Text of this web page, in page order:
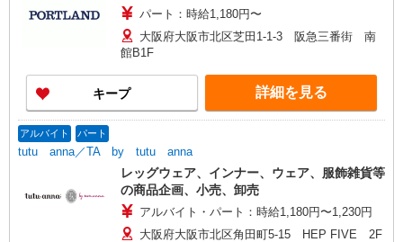
パート：時給1,180円〜
大阪府大阪市北区芝田1-1-3 阪急三番街 南
館B1F
キープ 詳細を見る
アルバイト パート
tutu anna／TA by tutu anna
レッグウェア、インナー、ウェア、服飾雑貨等
の商品企画、小売、卸売
アルバイト・パート：時給1,180円〜1,230円
大阪府大阪市北区角田町5-15 HEP FIVE 2F